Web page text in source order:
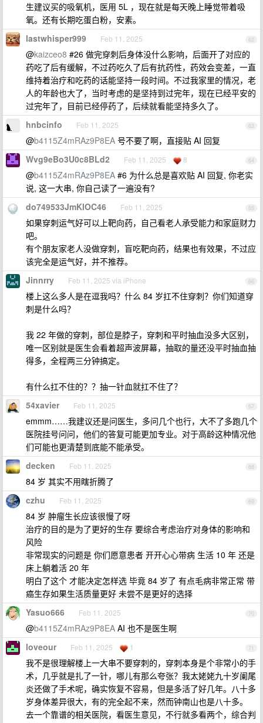
生建议买的吸氧机，医用 5L ，现在就是每天晚上睡觉带着吸
氧。还有长期吃蛋白粉，安素。
62
lastwhisper999 Feb 11, 2025
@kaizceo8 #26 做完穿刺后身体没什么影响，后面开了对应的
药吃了后有缓解，不过药吃久了后有抗药性，药效会变差，一直
维持着治疗和吃药的话能坚持一段时间。不过我家里的情况，老
人的年龄也大了，当时考虑的是坚持到过完年，现在已经平安的
过完年了，目前已经停药了，后续就看能坚持多久了。
63
hnbcinfo Feb 11, 2025
@b4115Z4mRAz9P8EA 号不要了啊，直接贴 AI 回复
64
Wvg9eBo3U0c8BLd2 Feb 11, 2025 8
@b4115Z4mRAz9P8EA #6 为什么总是喜欢贴 AI 回复, 你老实
说, 这一大串, 你自己读了一遍没有?
65
do749533JmKlOC46 Feb 11, 2025
如果穿刺运气好可以上靶向药，自己看老人承受能力和家庭财力
吧。
有个朋友家老人没做穿刺，盲吃靶向药，结果也有效果，不过应
该完全是运气好，并不推荐。
66
Jinnrry Feb 11, 2025 via iPhone
楼上这么多人是在逗我吗？什么 84 岁扛不住穿刺？你们知道穿
刺是什么吗？
我 22 年做的穿刺，部位是脖子，穿刺和平时抽血没多大区别，
唯一区别就是医生会看着超声波屏幕，抽取的量还没平时抽血抽
得多，全程两三分钟搞定。
有什么扛不住的？？抽一针血就扛不住了？
67
54xavier Feb 11, 2025
emmm……我建议还是问医生，多问几个也行，大不了多跑几个
医院挂号问问，他们的答复可能更加专业。对于高龄这种情况他
们可能也更清楚到底能不能承受。
68
decken Feb 11, 2025
84 岁 其实不用瞎折腾了
69
czhu Feb 11, 2025
84 岁 肿瘤生长应该很慢了呀
治疗的目的是为了更好的生存 要综合考虑治疗对身体的影响和
风险
非常现实的问题是 你们愿意患者 开开心心带病 生活 10 年 还是
床上躺着活 20 年
明白了这个 才能决定怎样选 毕竟 84 岁了 有点毛病非常正常 带
癌生存如果生活质量更好 未尝不是更好的选择
70
Yasuo666 Feb 11, 2025
@b4115Z4mRAz9P8EA AI 也不是医生啊
71
loveour Feb 11, 2025 1
我不是很理解楼上一大串不要穿刺的，穿刺本身是个非常小的手
术，几乎就是扎了一针，哪儿有那么夸张？我太姥姥九十岁阑尾
炎还做了手术呢，确实恢复不容易，但是多活了好几年。八十多
岁身体差异很大，有的完全起不来，然而钟南山也是八十多。
去一个靠谱的相关医院，看医生意见，不行就多看两个，综合判